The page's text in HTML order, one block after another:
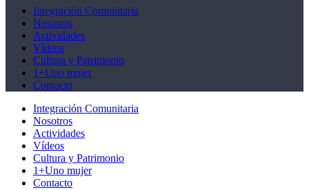
Integración Comunitaria
Nosotros
Actividades
Vídeos
Cultura y Patrimonio
1+Uno mujer
Contacto
Integración Comunitaria
Nosotros
Actividades
Vídeos
Cultura y Patrimonio
1+Uno mujer
Contacto